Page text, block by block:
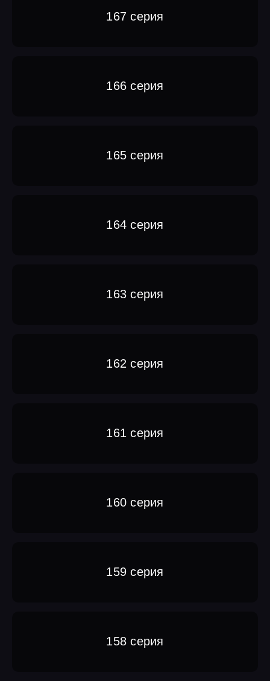
167 серия
166 серия
165 серия
164 серия
163 серия
162 серия
161 серия
160 серия
159 серия
158 серия